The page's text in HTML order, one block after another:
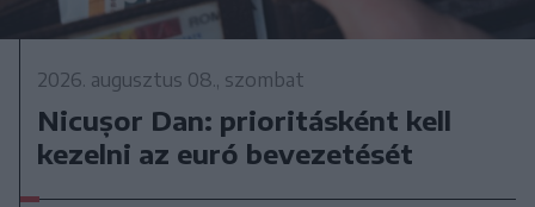
2026. augusztus 08., szombat
Nicușor Dan: prioritásként kell
kezelni az euró bevezetését